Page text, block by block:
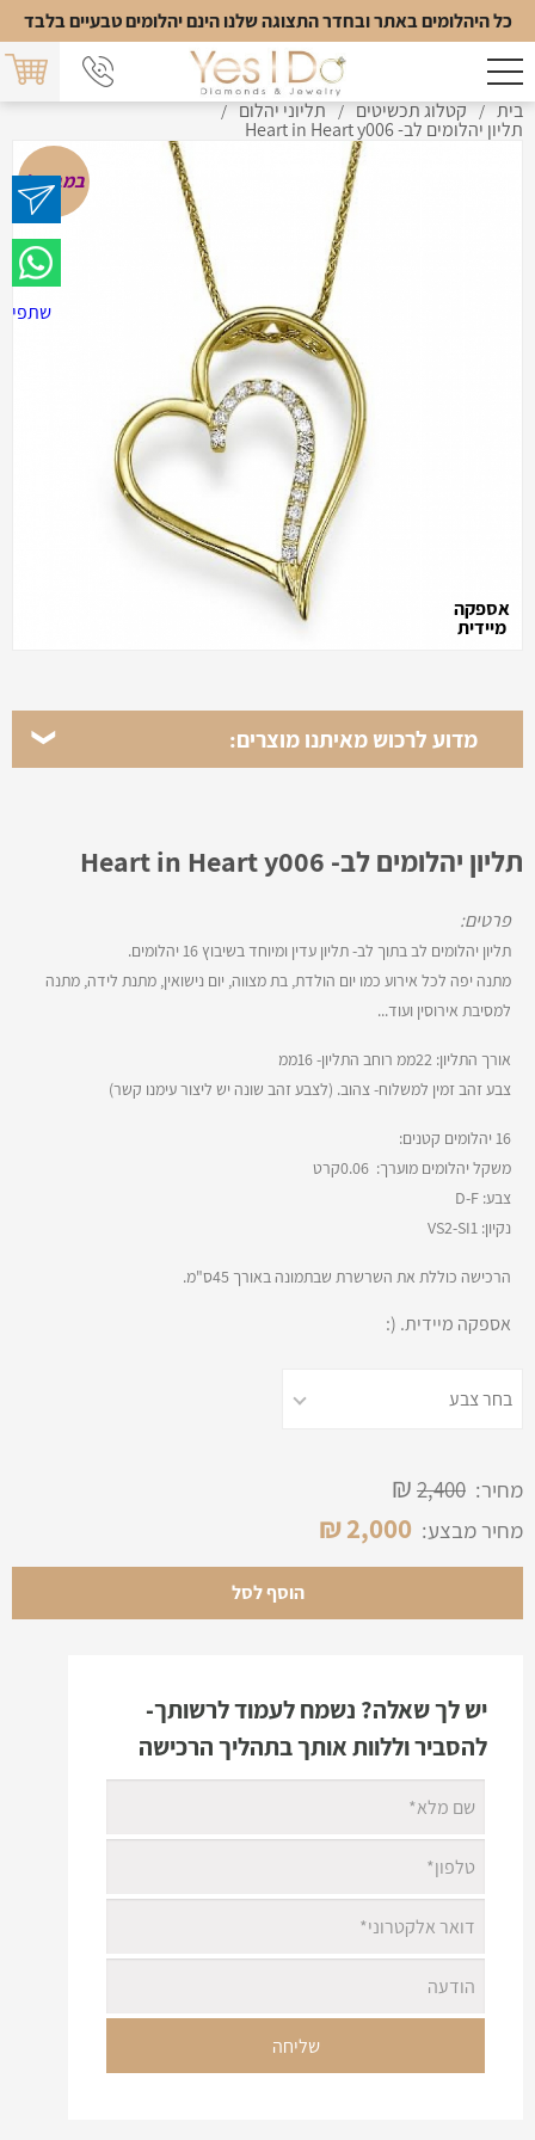
כל היהלומים באתר ובחדר התצוגה שלנו הינם יהלומים טבעיים בלבד
בית / קטלוג תכשיטים / תליוני יהלום /
תליון יהלומים לב- Heart in Heart y006
שתפי
במבצע!
אספקה
מיידית
מדוע לרכוש מאיתנו מוצרים:
תליון יהלומים לב- Heart in Heart y006
פרטים:
תליון יהלומים לב בתוך לב- תליון עדין ומיוחד בשיבוץ 16 יהלומים.
מתנה יפה לכל אירוע כמו יום הולדת, בת מצווה, יום נישואין, מתנת לידה, מתנה
למסיבת אירוסין ועוד...
אורך התליון: 22ממ רוחב התליון- 16ממ
צבע זהב זמין למשלוח- צהוב. (לצבע זהב שונה יש ליצור עימנו קשר)
16 יהלומים קטנים:
משקל יהלומים מוערך: 0.06קרט
צבע: D-F
נקיון: VS2-SI1
הרכישה כוללת את השרשרת שבתמונה באורך 45ס"מ.
אספקה מיידית. (:
מחיר: 2,400
₪
מחיר מבצע: 2,000
₪
הוסף לסל
יש לך שאלה? נשמח לעמוד לרשותך-
להסביר וללוות אותך בתהליך הרכישה